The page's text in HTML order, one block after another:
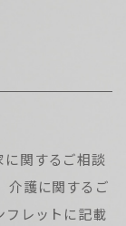
関するご相談
介護に関するご
フレットに記載